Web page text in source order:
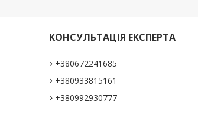
КОНСУЛЬТАЦІЯ ЕКСПЕРТА
+380672241685
+380933815161
+380992930777